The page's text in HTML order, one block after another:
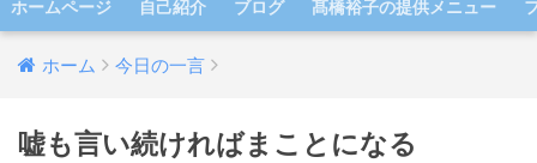
ホームページ 自己紹介 ブログ 髙橋裕子の提供メニュー
ホーム 今日の一言
嘘も言い続ければまことになる